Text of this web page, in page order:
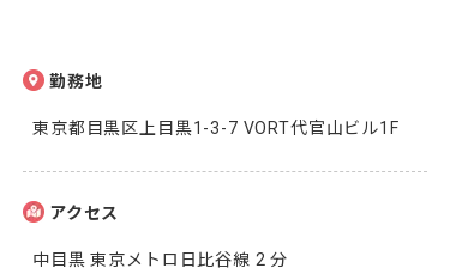
勤務地
東京都目黒区上目黒1-3-7 VORT代官山ビル1F
アクセス
中目黒 東京メトロ日比谷線 2 分